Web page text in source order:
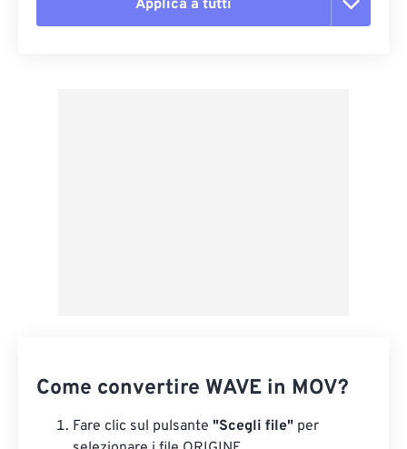
Applica a tutti
Come convertire WAVE in MOV?
Fare clic sul pulsante "Scegli file" per